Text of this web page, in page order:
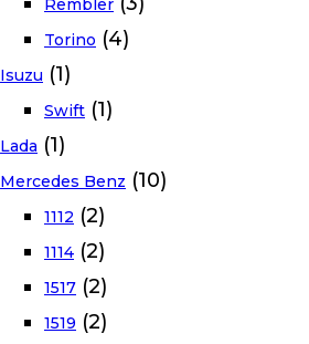
Rembler
Torino (4)
Isuzu (1)
Swift (1)
Lada (1)
Mercedes Benz (10)
1112 (2)
1114 (2)
1517 (2)
1519 (2)